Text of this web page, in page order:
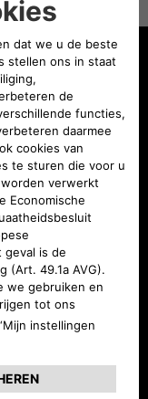
en